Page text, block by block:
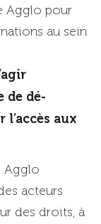
Agglo pour
au sein
de dé-
l’accès aux
Agglo
acteurs
des droits, à